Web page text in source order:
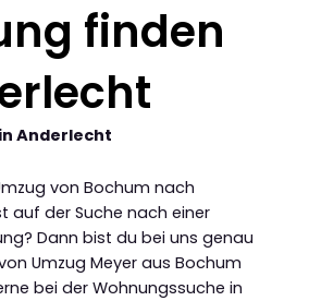
finden
Anderlecht
von Bochum nach
auf der Suche nach einer
Dann bist du bei uns genau
Umzug Meyer aus Bochum
bei der Wohnungssuche in